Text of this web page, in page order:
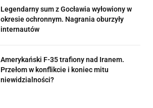
Legendarny sum z Gocławia wyłowiony w
okresie ochronnym. Nagrania oburzyły
internautów
Amerykański F-35 trafiony nad Iranem.
Przełom w konflikcie i koniec mitu
niewidzialności?